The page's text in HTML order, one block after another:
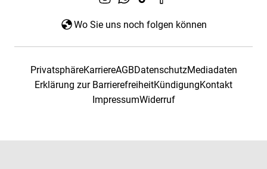
Wo Sie uns noch folgen können
PrivatsphäreKarriereAGBDatenschutzMediadaten
Erklärung zur BarrierefreiheitKündigungKontakt
ImpressumWiderruf